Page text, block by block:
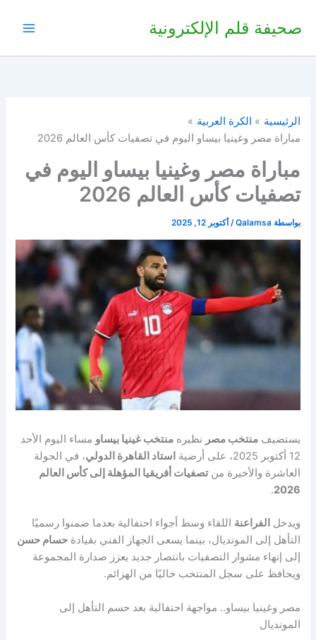
صحيفة قلم الإلكترونية
الرئيسية
الكرة العربية
مباراة مصر وغينيا بيساو اليوم في تصفيات كأس العالم 2026
مباراة مصر وغينيا بيساو اليوم في
تصفيات كأس العالم 2026
بواسطة Qalamsa
/ أكتوبر 12, 2025
يستضيفمنتخب مصر نظيرهمنتخب غينيا بيساو مساء اليوم الأحد
12 أكتوبر 2025، على أرضية
استاد القاهرة الدولي، في الجولة
العاشرة والأخيرة منتصفيات أفريقيا المؤهلة إلى كأس العالم
2026
.
ويدخل الفراعنة اللقاء وسط أجواء احتفالية بعدما ضمنوا رسميًا
التأهل إلى المونديال، بينما يسعى الجهاز الفني بقيادةحسام حسن
إلى إنهاء مشوار التصفيات بانتصار جديد يعزز صدارة المجموعة
ويحافظ على سجل المنتخب خاليًا من الهزائم.
مصر وغينيا بيساو.. مواجهة احتفالية بعد حسم التأهل إلى
المونديال